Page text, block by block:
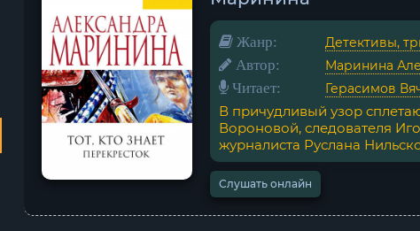
Жанр: Детективы,
Автор: Маринина
Читает: Герасимов
В причудливый узор
Вороновой, следователя
журналиста Руслана
Слушать онлайн